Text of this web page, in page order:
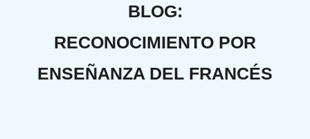
BLOG:
RECONOCIMIENTO POR
ENSEÑANZA DEL FRANCÉS